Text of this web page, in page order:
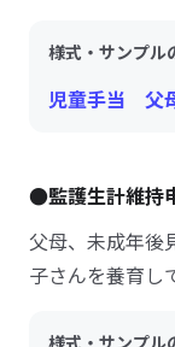
様式・サンプル
児童手当 父
●監護生計維持
父母、未成年後
子さんを養育し
様式・サンプル